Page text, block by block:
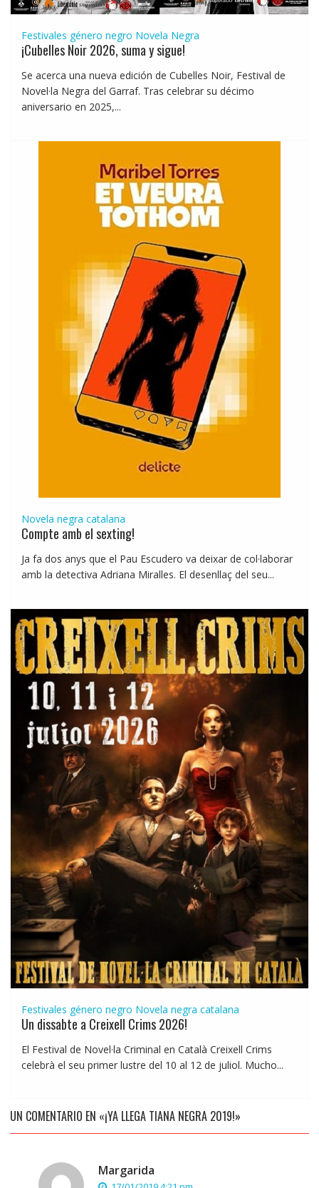
Festivales género negro Novela Negra
¡Cubelles Noir 2026, suma y sigue!
Se acerca una nueva edición de Cubelles Noir, Festival de
Novel·la Negra del Garraf. Tras celebrar su décimo
aniversario en 2025,...
Novela negra catalana
Compte amb el sexting!
Ja fa dos anys que el Pau Escudero va deixar de col·laborar
amb la detectiva Adriana Miralles. El desenllaç del seu...
Festivales género negro Novela negra catalana
Un dissabte a Creixell Crims 2026!
El Festival de Novel·la Criminal en Català Creixell Crims
celebrà el seu primer lustre del 10 al 12 de juliol. Mucho...
UN COMENTARIO EN «¡YA LLEGA TIANA NEGRA 2019!»
Margarida